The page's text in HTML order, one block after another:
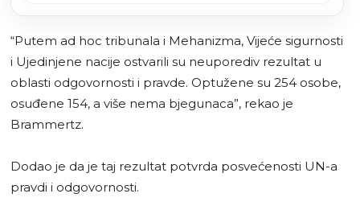
“Putem ad hoc tribunala i Mehanizma, Vijeće sigurnosti
i Ujedinjene nacije ostvarili su neuporediv rezultat u
oblasti odgovornosti i pravde. Optužene su 254 osobe,
osuđene 154, a više nema bjegunaca”, rekao je
Brammertz.
Dodao je da je taj rezultat potvrda posvećenosti UN-a
pravdi i odgovornosti.